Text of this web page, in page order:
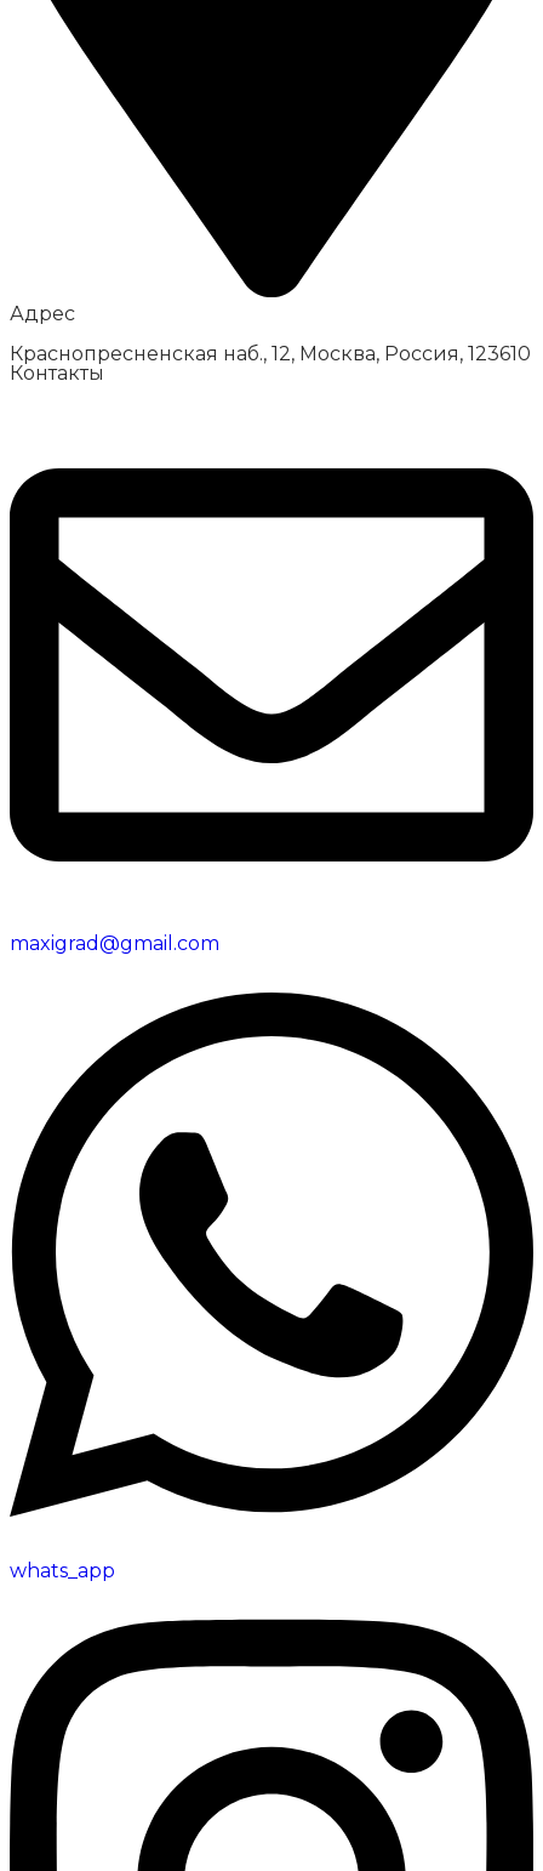
Адрес
Краснопресненская наб., 12, Москва, Россия, 123610
Контакты
maxigrad@gmail.com
whats_app